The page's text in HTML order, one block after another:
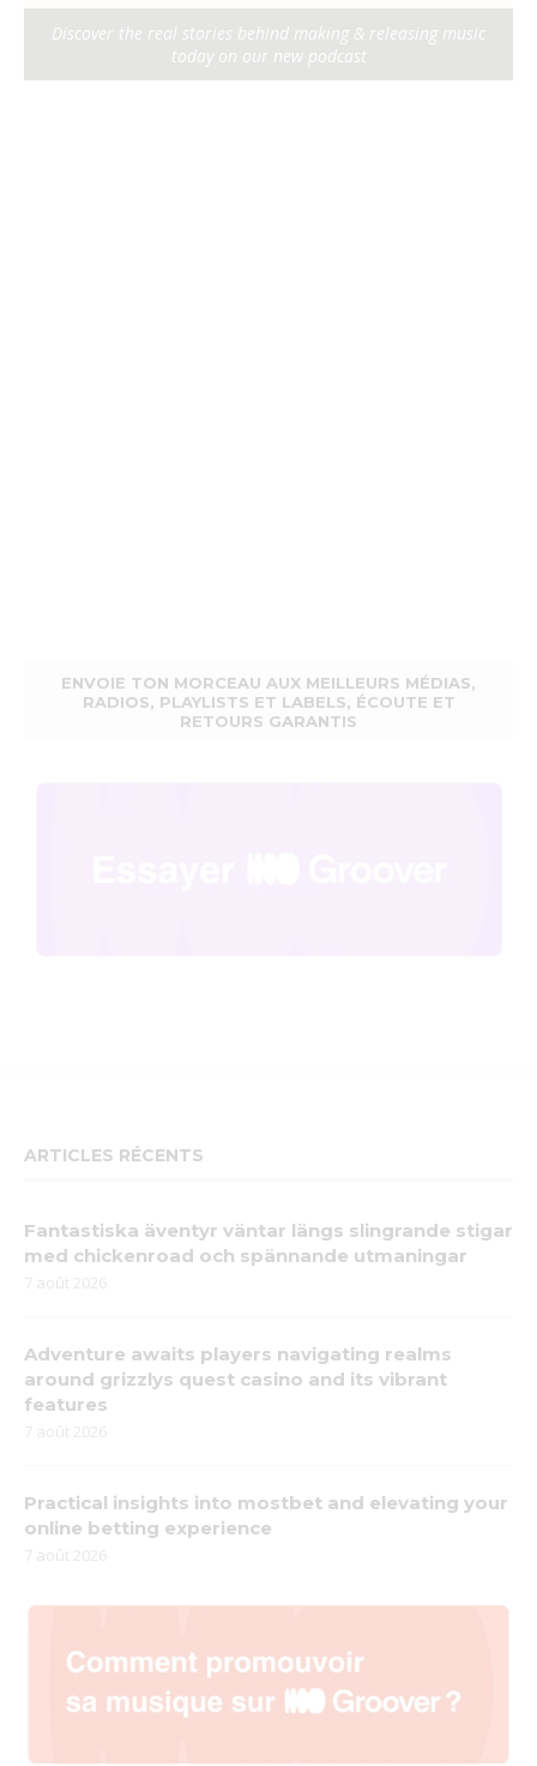
Discover the real stories behind making & releasing music
today on our new podcast
ENVOIE TON MORCEAU AUX MEILLEURS MÉDIAS,
RADIOS, PLAYLISTS ET LABELS, ÉCOUTE ET
RETOURS GARANTIS
ARTICLES RÉCENTS
Fantastiska äventyr väntar längs slingrande stigar
med chickenroad och spännande utmaningar
7 août 2026
Adventure awaits players navigating realms
around grizzlys quest casino and its vibrant
features
7 août 2026
Practical insights into mostbet and elevating your
online betting experience
7 août 2026